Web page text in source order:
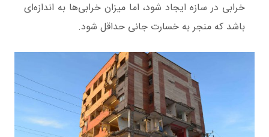
خرابی در سازه ایجاد شود، اما میزان خرابی‌ها به اندازه‌ای
باشد که منجر به خسارت جانی حداقل شود.